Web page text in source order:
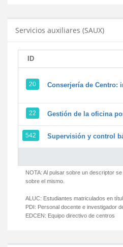
Servicios auxiliares (SAUX)
ID
20 Conserjería de Centro:
22 Gestión de la oficina
542 Supervisión y control
NOTA: Al pulsar sobre un descriptor
sobre el mismo.
ALUC: Estudiantes matriculados en
PDI: Personal docente e investigador
EDCEN: Equipo directivo de centros